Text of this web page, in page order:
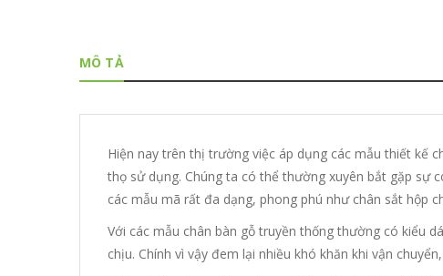
MÔ TẢ
Hiện nay trên thị trường việc áp dụng các mẫu thiết kế
thọ sử dụng. Chúng ta có thể thường xuyên bắt gặp sự
các mẫu mã rất đa dạng, phong phú như chân sắt hộp
Với các mẫu chân bàn gỗ truyền thống thường có kiểu
chịu. Chính vì vậy đem lại nhiều khó khăn khi vận